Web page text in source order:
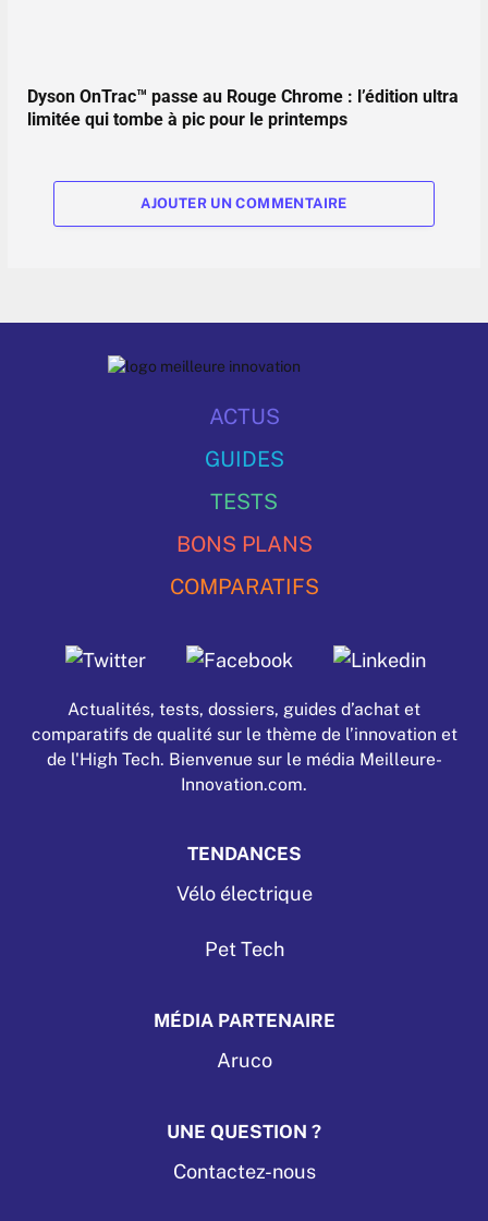
Dyson OnTrac™ passe au Rouge Chrome : l’édition ultra
limitée qui tombe à pic pour le printemps
AJOUTER UN COMMENTAIRE
ACTUS
GUIDES
TESTS
BONS PLANS
COMPARATIFS
Actualités, tests, dossiers, guides d’achat et
comparatifs de qualité sur le thème de l’innovation et
de l'High Tech. Bienvenue sur le média Meilleure-
Innovation.com.
TENDANCES
Vélo électrique
Pet Tech
MÉDIA PARTENAIRE
Aruco
UNE QUESTION ?
Contactez-nous